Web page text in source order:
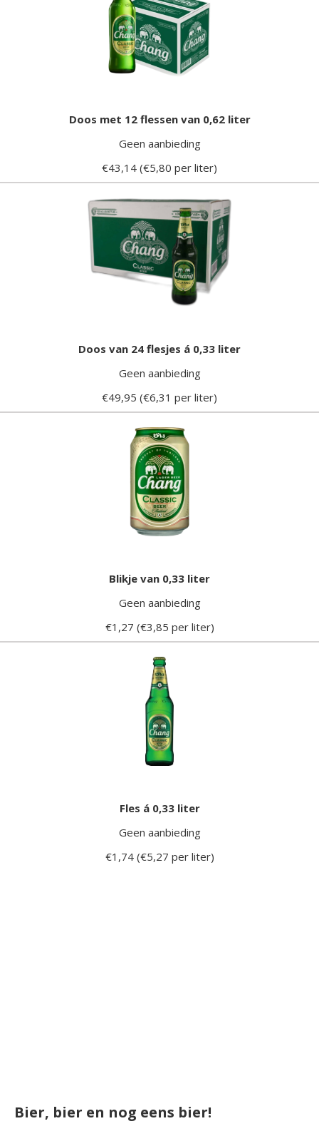
Doos met 12 flessen van 0,62 liter
Geen aanbieding
€43,14 (€5,80 per liter)
Doos van 24 flesjes á 0,33 liter
Geen aanbieding
€49,95 (€6,31 per liter)
Blikje van 0,33 liter
Geen aanbieding
€1,27 (€3,85 per liter)
Fles á 0,33 liter
Geen aanbieding
€1,74 (€5,27 per liter)
Bier, bier en nog eens bier!